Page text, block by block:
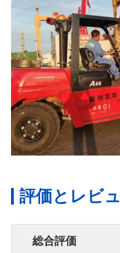
評価とレビ
総合評価